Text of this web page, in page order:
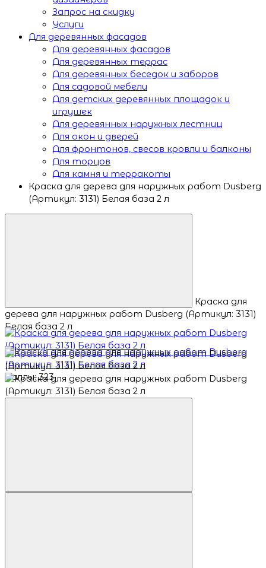
Запрос на скидку
Услуги
Для деревянных фасадов
Для деревянных фасадов
Для деревянных террас
Для деревянных беседок и заборов
Для садовой мебели
Для детских деревянных площадок и
игрушек
Для деревянных наружных лестниц
Для окон и дверей
Для фронтонов, свесов кровли и балконы
Для торцов
Для камня и терракоты
Краска для дерева для наружных работ Dusberg
(Артикул: 3131) Белая база 2 л
Краска для
дерева для наружных работ Dusberg (Артикул: 3131)
Белая база 2 л
Баллы: 323